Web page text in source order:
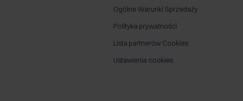
Ogólne Warunki Sprzedaży
Polityka prywatności
Lista partnerów Cookies
Ustawienia cookies